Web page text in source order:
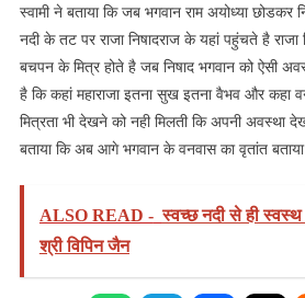
स्वामी ने बताया कि जब भगवान राम अयोध्या
नदी के तट पर राजा निषादराज के यहां पहुंचते है राजा
बचपन के मित्र होते है जब निषाद भगवान को ऐसी
है कि कहां महाराजा इतना सुख इतना वैभव और कहा
मित्रता भी देखने को नही मिलती कि अपनी अवस्था
बताया कि अब आगे भगवान के वनवास का वृतांत बताया
ALSO READ - स्वच्छ नदी से ही
श्री विपिन जैन